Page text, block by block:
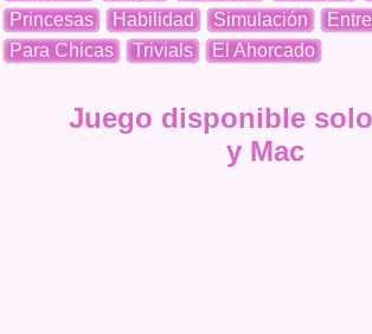
Princesas
Habilidad Simulación
Para Chicas
Trivials El Ahorcado
Juego disponible
y Mac